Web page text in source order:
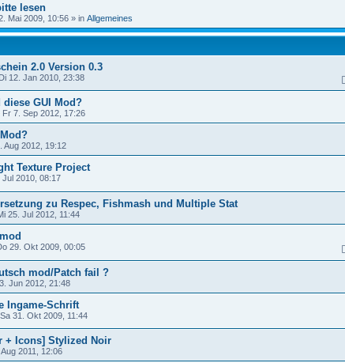
lesen
Mai 2009, 10:56 » in Allgemeines
2.0 Version 0.3
Di 12. Jan 2010, 23:38
diese GUI Mod?
Fr 7. Sep 2012, 17:26
Aug 2012, 19:12
Texture Project
Jul 2010, 08:17
zu Respec, Fishmash und Multiple Stat
25. Jul 2012, 11:44
29. Okt 2009, 00:05
mod/Patch fail ?
Jun 2012, 21:48
Ingame-Schrift
Sa 31. Okt 2009, 11:44
+ Icons] Stylized Noir
Aug 2011, 12:06